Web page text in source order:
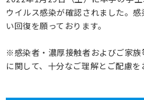
ウイルス感染が確認されました。
い回復を願っております。
※感染者・濃厚接触者およびご家
に関して、十分なご理解とご配慮を